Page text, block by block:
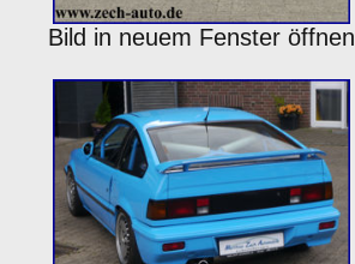
Bild in neuem Fenster öffnen